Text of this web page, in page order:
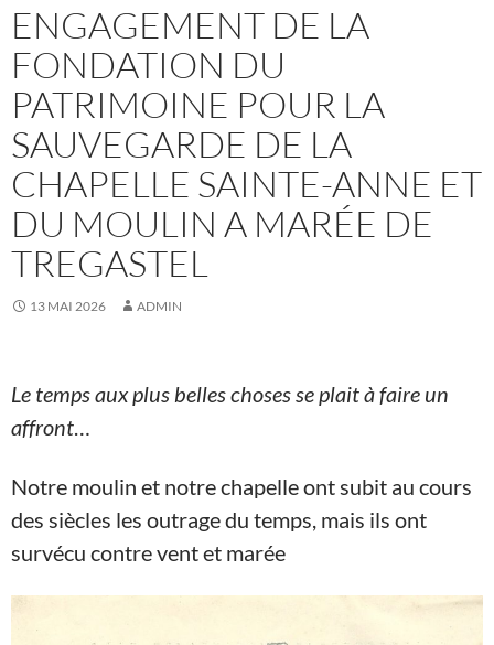
ENGAGEMENT DE LA
FONDATION DU
PATRIMOINE POUR LA
SAUVEGARDE DE LA
CHAPELLE SAINTE-ANNE ET
DU MOULIN A MARÉE DE
TREGASTEL
13 MAI 2026 ADMIN
Le temps aux plus belles choses se plait à faire un
affront
Notre moulin et notre chapelle ont subit au cours
des siècles les outrage du temps, mais ils ont
survécu contre vent et marée